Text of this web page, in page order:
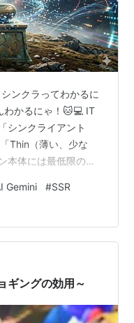
ンクラってわかるに
わかるにゃ！🐱💻️ IT
シンクライアント
Thin（薄い、少な
本体には最低限の処
ムや端末のことだに
ュリティが最強ク
しないから、万が一
失したりしても、情
ゃ。 管理がめちゃく
Gemini #SSR
ギングの効用～